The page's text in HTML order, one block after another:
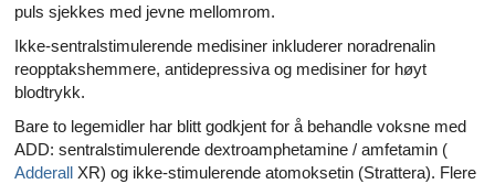
puls sjekkes med jevne mellomrom.
Ikke-sentralstimulerende medisiner inkluderer noradrenalin
reopptakshemmere, antidepressiva og medisiner for høyt
blodtrykk.
Bare to legemidler har blitt godkjent for å behandle voksne med
ADD: sentralstimulerende dextroamphetamine / amfetamin (
Adderall XR) og ikke-stimulerende atomoksetin (Strattera). Flere